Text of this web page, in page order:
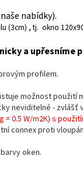
nabídky).
(3cm) , tj. okno
a
profilem.
možnost použití
neviditelné - zvlášť
0.5 W/m2K) s
connex proti
oken.